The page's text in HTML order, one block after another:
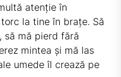
atenție în
la tine în brațe. Să
să mă pierd fără
mintea și mă las
umede îl crează pe